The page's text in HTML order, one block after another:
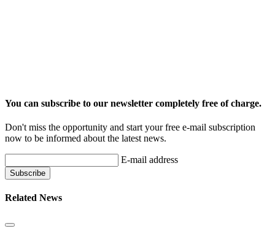
You can subscribe to our newsletter completely free of charge.
Don't miss the opportunity and start your free e-mail subscription
now to be informed about the latest news.
E-mail address
Related News